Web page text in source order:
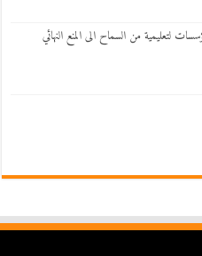
لتعليمية من السماح الى المنع النهائي